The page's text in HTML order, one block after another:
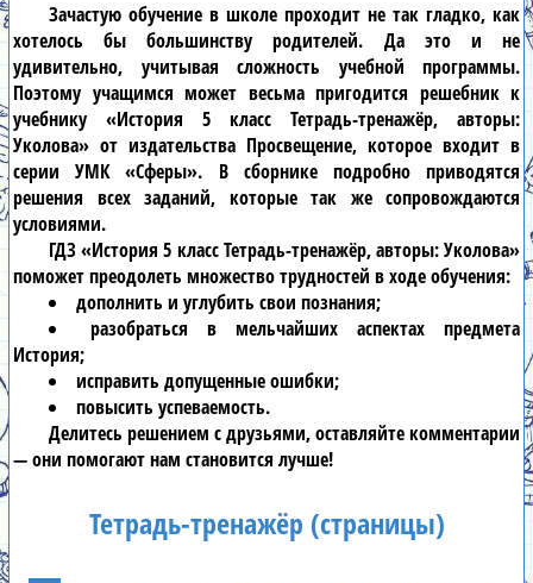
Зачастую обучение в школе проходит не так гладко, как
хотелось бы большинству родителей. Да это и не
удивительно, учитывая сложность учебной программы.
Поэтому учащимся может весьма пригодится решебник к
учебнику «История 5 класс Тетрадь-тренажёр, авторы:
Уколова» от издательства Просвещение, которое входит в
серии УМК «Сферы». В сборнике подробно приводятся
решения всех заданий, которые так же сопровождаются
условиями.
ГДЗ «История 5 класс Тетрадь-тренажёр, авторы: Уколова»
поможет преодолеть множество трудностей в ходе обучения:
дополнить и углубить свои познания;
разобраться в мельчайших аспектах предмета
История;
исправить допущенные ошибки;
повысить успеваемость.
Делитесь решением с друзьями, оставляйте комментарии
— они помогают нам становится лучше!
Тетрадь-тренажёр (страницы)